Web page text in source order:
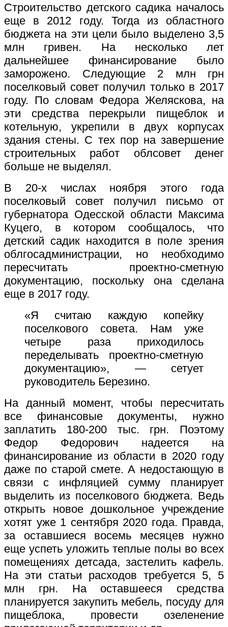
Строительство детского садика началось
еще в 2012 году. Тогда из областного
бюджета на эти цели было выделено 3,5
млн гривен. На несколько лет
дальнейшее финансирование было
заморожено. Следующие 2 млн грн
поселковый совет получил только в 2017
году. По словам Федора Желяскова, на
эти средства перекрыли пищеблок и
котельную, укрепили в двух корпусах
здания стены. С тех пор на завершение
строительных работ облсовет денег
больше не выделял.
В 20-х числах ноября этого года
поселковый совет получил письмо от
губернатора Одесской области Максима
Куцего, в котором сообщалось, что
детский садик находится в поле зрения
облгосадминистрации, но необходимо
пересчитать проектно-сметную
документацию, поскольку она сделана
еще в 2017 году.
«Я считаю каждую копейку
поселкового совета. Нам уже
четыре раза приходилось
переделывать проектно-сметную
документацию», — сетует
руководитель Березино.
На данный момент, чтобы пересчитать
все финансовые документы, нужно
заплатить 180-200 тыс. грн. Поэтому
Федор Федорович надеется на
финансирование из области в 2020 году
даже по старой смете. А недостающую в
связи с инфляцией сумму планирует
выделить из поселкового бюджета. Ведь
открыть новое дошкольное учреждение
хотят уже 1 сентября 2020 года. Правда,
за оставшиеся восемь месяцев нужно
еще успеть уложить теплые полы во всех
помещениях детсада, застелить кафель.
На эти статьи расходов требуется 5, 5
млн грн. На оставшееся средства
планируется закупить мебель, посуду для
пищеблока, провести озеленение